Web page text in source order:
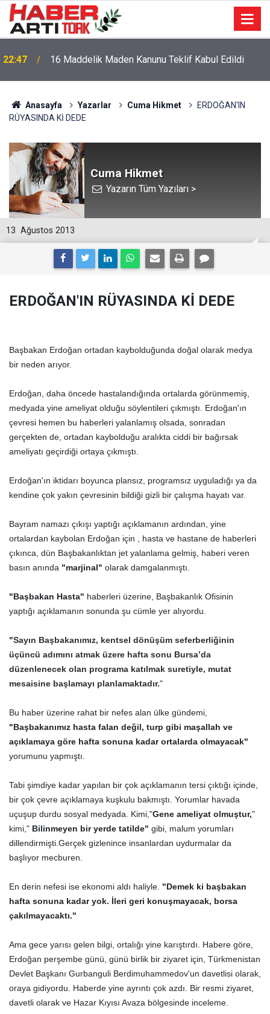
22:47 16 Maddelik Maden Kanunu Teklif Kabul Edildi
Anasayfa Yazarlar Cuma Hikmet
ERDOĞAN'IN
RÜYASINDA Kİ DEDE
Cuma Hikmet
Yazarın Tüm Yazıları >
13 Ağustos 2013
ERDOĞAN'IN RÜYASINDA Kİ DEDE
Başbakan Erdoğan ortadan kaybolduğunda doğal olarak medya
bir neden arıyor.
Erdoğan, daha öncede hastalandığında ortalarda görünmemiş,
medyada yine ameliyat olduğu söylentileri çıkmıştı. Erdoğan'ın
çevresi hemen bu haberleri yalanlamış olsada, sonradan
gerçekten de, ortadan kaybolduğu aralıkta ciddi bir bağırsak
ameliyatı geçirdiği ortaya çıkmıştı.
Erdoğan'ın iktidarı boyunca plansız, programsız uyguladığı ya da
kendine çok yakın çevresinin bildiği gizli bir çalışma hayatı var.
Bayram namazı çıkışı yaptığı açıklamanın ardından, yine
ortalardan kaybolan Erdoğan için , hasta ve hastane de haberleri
çıkınca, dün Başbakanlıktan jet yalanlama gelmiş, haberi veren
basın anında "marjinal" olarak damgalanmıştı.
"Başbakan Hasta" haberleri üzerine, Başbakanlık Ofisinin
yaptığı açıklamanın sonunda şu cümle yer alıyordu.
"Sayın Başbakanımız, kentsel dönüşüm seferberliğinin
üçüncü adımını atmak üzere hafta sonu Bursa’da
düzenlenecek olan programa katılmak suretiyle, mutat
mesaisine başlamayı planlamaktadır."
Bu haber üzerine rahat bir nefes alan ülke gündemi,
"Başbakanımız hasta falan değil, turp gibi maşallah ve
açıklamaya göre hafta sonuna kadar ortalarda olmayacak"
yorumunu yapmıştı.
Tabi şimdiye kadar yapılan bir çok açıklamanın tersi çıktığı içinde,
bir çok çevre açıklamaya kuşkulu bakmıştı. Yorumlar havada
uçuşup durdu sosyal medyada. Kimi,"Gene ameliyat olmuştur,"
kimi," Bilinmeyen bir yerde tatilde" gibi, malum yorumları
dillendirmişti.Gerçek gizlenince insanlardan uydurmalar da
başlıyor mecburen.
En derin nefesi ise ekonomi aldı haliyle. "Demek ki başbakan
hafta sonuna kadar yok. İleri geri konuşmayacak, borsa
çakılmayacaktı."
Ama gece yarısı gelen bilgi, ortalığı yine karıştırdı. Habere göre,
Erdoğan perşembe günü, günü birlik bir ziyaret için, Türkmenistan
Devlet Başkanı Gurbanguli Berdimuhammedov'un davetlisi olarak,
oraya gidiyordu. Haberde yine ayrıntı çok azdı. Bir resmi ziyaret,
davetli olarak ve Hazar Kıyısı Avaza bölgesinde inceleme.